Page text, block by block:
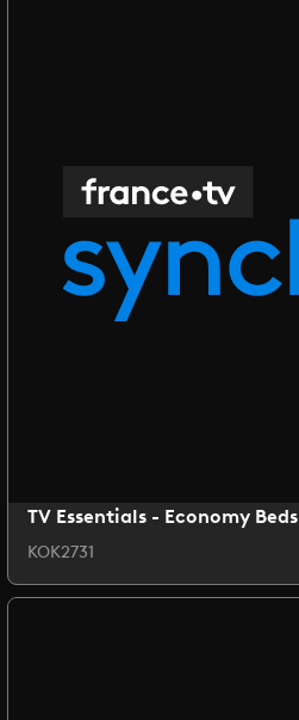
TV Essentials - Economy Beds
KOK2731